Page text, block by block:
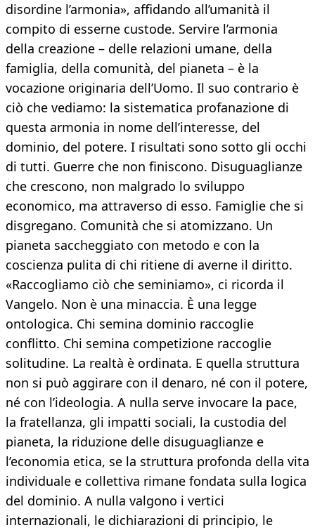
disordine l’armonia», affidando all’umanità il
compito di esserne custode. Servire l’armonia
della creazione – delle relazioni umane, della
famiglia, della comunità, del pianeta – è la
vocazione originaria dell’Uomo. Il suo contrario è
ciò che vediamo: la sistematica profanazione di
questa armonia in nome dell’interesse, del
dominio, del potere. I risultati sono sotto gli occhi
di tutti. Guerre che non finiscono. Disuguaglianze
che crescono, non malgrado lo sviluppo
economico, ma attraverso di esso. Famiglie che si
disgregano. Comunità che si atomizzano. Un
pianeta saccheggiato con metodo e con la
coscienza pulita di chi ritiene di averne il diritto.
«Raccogliamo ciò che seminiamo», ci ricorda il
Vangelo. Non è una minaccia. È una legge
ontologica. Chi semina dominio raccoglie
conflitto. Chi semina competizione raccoglie
solitudine. La realtà è ordinata. E quella struttura
non si può aggirare con il denaro, né con il potere,
né con l’ideologia. A nulla serve invocare la pace,
la fratellanza, gli impatti sociali, la custodia del
pianeta, la riduzione delle disuguaglianze e
l’economia etica, se la struttura profonda della vita
individuale e collettiva rimane fondata sulla logica
del dominio. A nulla valgono i vertici
internazionali, le dichiarazioni di principio, le